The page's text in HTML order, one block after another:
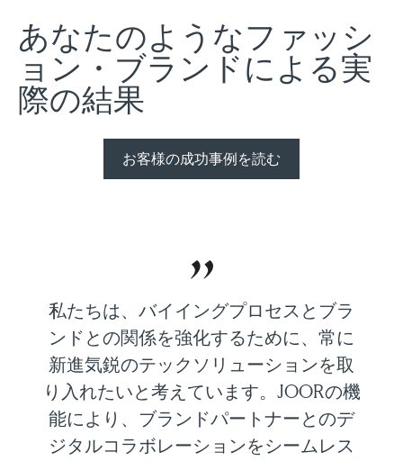
あなたのようなファッシ
ョン・ブランドによる実
際の結果
お客様の成功事例を読む
私たちは、バイイングプロセスとブラ
ンドとの関係を強化するために、常に
新進気鋭のテックソリューションを取
り入れたいと考えています。JOORの機
能により、ブランドパートナーとのデ
ジタルコラボレーションをシームレス